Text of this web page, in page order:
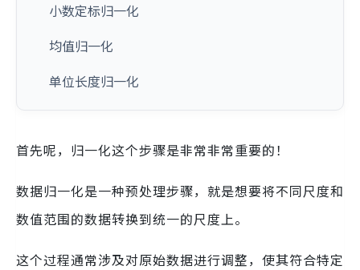
小数定标归一化
均值归一化
单位长度归一化
首先呢，归一化这个步骤是非常非常重要的！
数据归一化是一种预处理步骤，就是想要将不同尺度和
数值范围的数据转换到统一的尺度上。
这个过程通常涉及对原始数据进行调整，使其符合特定